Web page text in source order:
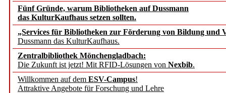
Fünf Gründe, warum Bibliotheken auf Dussmann
das KulturKaufhaus setzen sollten.
„Services für Bibliotheken zur Förderung von Bildung und
Dussmann das KulturKaufhaus.
Zentralbibliothek Mönchengladbach:
Die Zukunft ist jetzt! Mit RFID-Lösungen von Nexbib.
Willkommen auf dem ESV-Campus!
Attraktive Angebote für Forschung und Lehre
Segment Research –
angepasst